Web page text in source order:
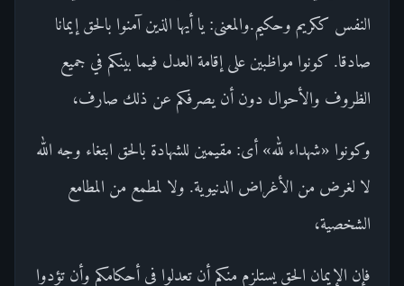
النفس ككريم وحكيم.والمعنى: يا أيها الذين آمنوا بالحق إيمانا
صادقا. كونوا مواظبين على إقامة العدل فيما بينكم في جميع
الظروف والأحوال دون أن يصرفكم عن ذلك صارف،
وكونوا «شهداء لله» أى: مقيمين للشهادة بالحق ابتغاء وجه الله
لا لغرض من الأغراض الدنيوية. ولا لمطمع من المطامع
الشخصية،
فإن الإيمان الحق يستلزم منكم أن تعدلوا في أحكامكم وأن تؤدوا